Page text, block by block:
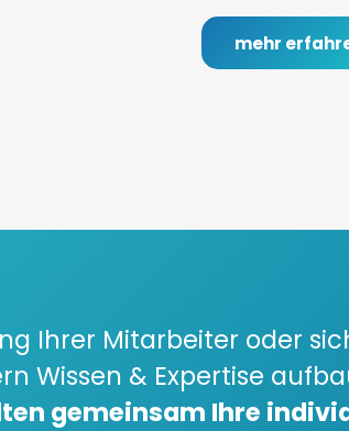
mehr
Ihrer Mitarbeiter oder
Wissen & Expertise
gemeinsam Ihre